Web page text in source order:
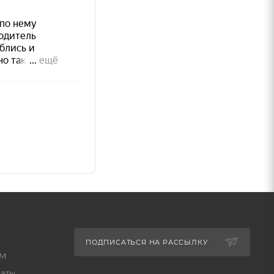
ПОДПИСАТЬСЯ НА РАССЫЛКУ